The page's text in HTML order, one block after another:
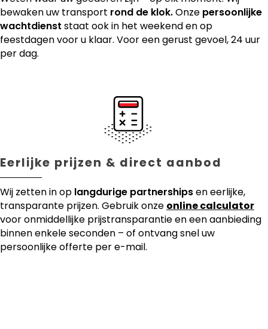
bewaken uw transport rond de klok.Onze persoonlijke
wachtdienst staat ook in het weekend en op
feestdagen voor u klaar. Voor een gerust gevoel, 24 uur
per dag.
Eerlijke prijzen & direct aanbod
Wij zetten in op langdurige partnershipsen eerlijke,
transparante prijzen. Gebruik onze online calculator
voor onmiddellijke prijstransparantie en een aanbieding
binnen enkele seconden – of ontvang snel uw
persoonlijke offerte per e-mail.